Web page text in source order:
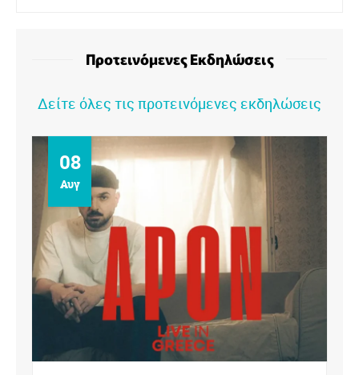
Προτεινόμενες Εκδηλώσεις
Δείτε όλες τις προτεινόμενες εκδηλώσεις
09
Αυγ